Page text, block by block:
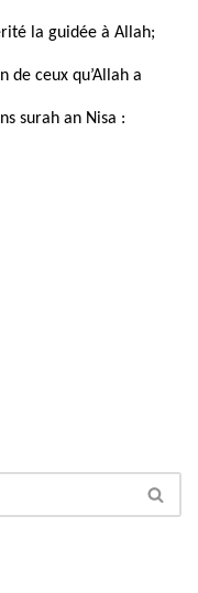
la guidée à Allah;
ceux qu’Allah a
surah an Nisa :